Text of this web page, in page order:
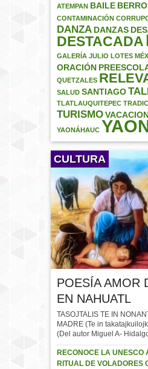
ATEMPAN BAILE
CONTAMINACIÓN
DANZA DANZAS
DESTACADA
GALERÍA JULIO LOTES
ORACIÓN
QUETZALES
SALUD SANTIAGO
TLATLAUQUITEPEC
TURISMO
YAONÁHAUC
CULTURA
POESÍA AMOR
EN NAHUATL
TASOJTALIS TE IN
MADRE (Te in
(Del autor Miguel A-
RECONOCE LA UNESCO
RITUAL DE VOLADORES